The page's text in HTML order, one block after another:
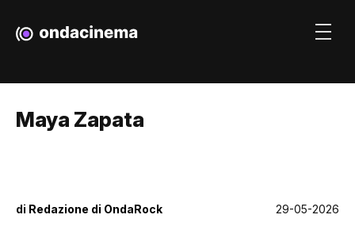
Maya Zapata
di Redazione di OndaRock 29-05-2026